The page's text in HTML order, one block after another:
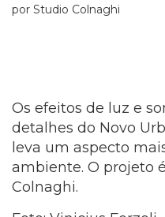
por Studio Colnaghi
Os efeitos de luz e
detalhes do Novo
leva um aspecto
ambiente. O projeto
Colnaghi.